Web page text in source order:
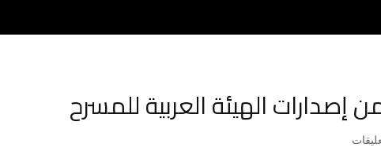
الهيئة العربية للمسرح